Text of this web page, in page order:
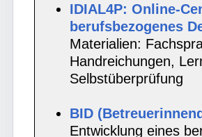
IDIAL4P: Online-
berufsbezogenes
Materialien:
Handreichungen,
Selbstüberprüfung
BID
Entwicklung eines